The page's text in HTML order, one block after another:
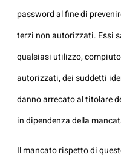
password al fine di
terzi non autorizzati. Essi
qualsiasi utilizzo,
autorizzati, dei suddetti
danno arrecato al titolare
in dipendenza della
Il mancato rispetto di